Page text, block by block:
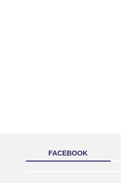
FACEBOOK